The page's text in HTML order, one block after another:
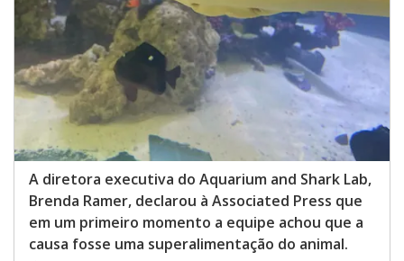
A diretora executiva do Aquarium and Shark Lab,
Brenda Ramer, declarou à Associated Press que
em um primeiro momento a equipe achou que a
causa fosse uma superalimentação do animal.